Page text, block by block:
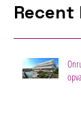
Recent